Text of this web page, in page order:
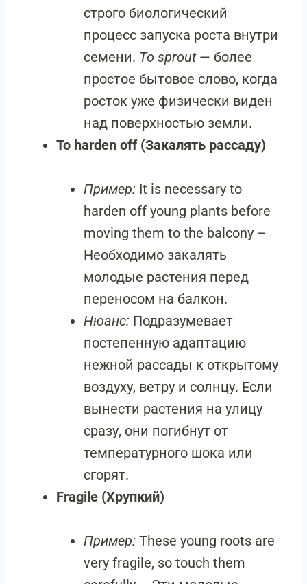
строго биологический
процесс запуска роста внутри
семени. To sprout— более
простое бытовое слово, когда
росток уже физически виден
над поверхностью земли.
To harden off (Закалять рассаду)
Пример: It is necessary to
harden off young plants before
moving them to the balcony –
Необходимо закалять
молодые растения перед
переносом на балкон.
Нюанс: Подразумевает
постепенную адаптацию
нежной рассады к открытому
воздуху, ветру и солнцу. Если
вынести растения на улицу
сразу, они погибнут от
температурного шока или
сгорят.
Fragile (Хрупкий)
Пример: These young roots are
very fragile, so touch them